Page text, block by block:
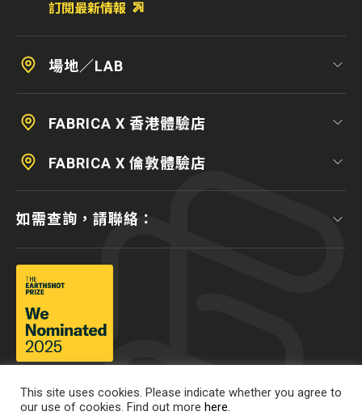
訂閱最新情報
場地／LAB
FABRICA X 香港體驗店
FABRICA X 倫敦體驗店
如需查詢，請聯絡：
This site uses cookies. Please indicate whether you agree to
our use of cookies. Find out more here.